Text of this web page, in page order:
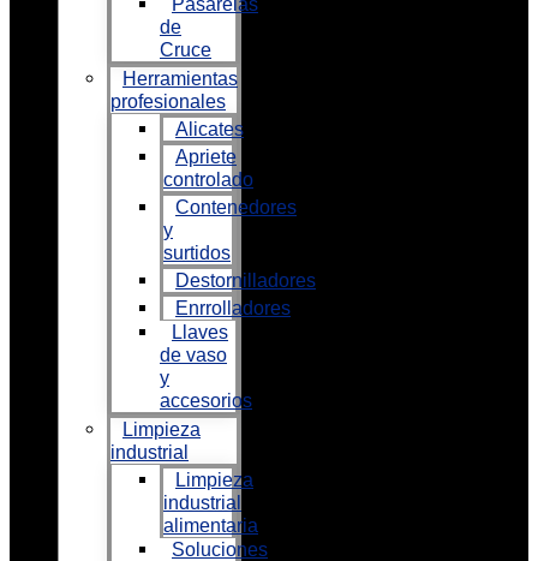
Pasarelas
de
Cruce
Herramientas
profesionales
Alicates
Apriete
controlado
Contenedores
y
surtidos
Destornilladores
Enrrolladores
Llaves
de vaso
y
accesorios
Limpieza
industrial
Limpieza
industrial
alimentaria
Soluciones